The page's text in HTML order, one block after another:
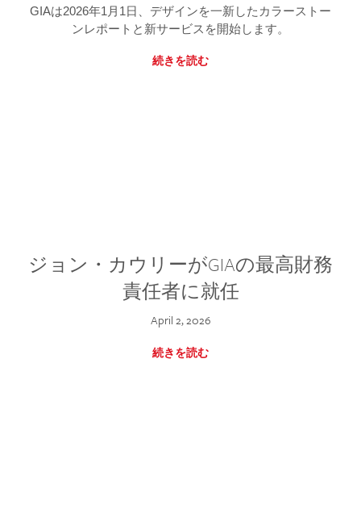
GIAは2026年1月1日、デザインを一新したカラーストー
ンレポートと新サービスを開始します。
続きを読む
ジョン・カウリーがGIAの最高財務
責任者に就任
April 2, 2026
続きを読む